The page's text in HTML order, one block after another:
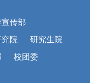
宣传部
院
研究生院
校团委